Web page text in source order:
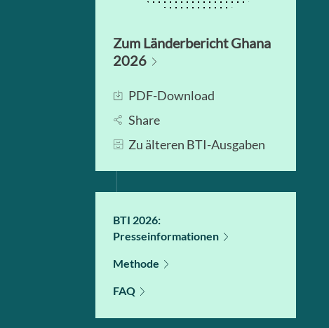
Zum Länderbericht Ghana
2026
PDF-Download
Share
Zu älteren BTI-Ausgaben
BTI 2026:
Presseinformationen
Methode
FAQ